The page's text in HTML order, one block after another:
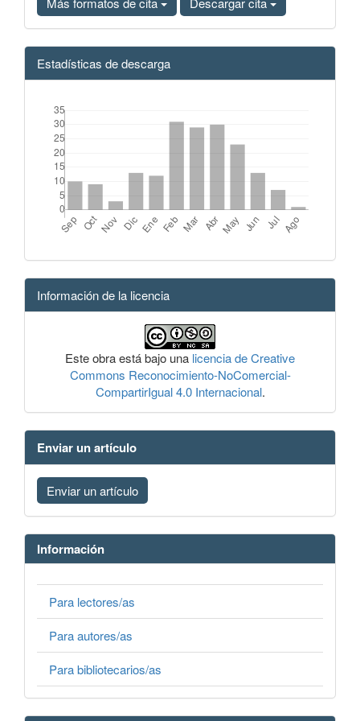
Estadísticas de descarga
Información de la licencia
Este obra está bajo una licencia de Creative
Commons Reconocimiento-NoComercial-
CompartirIgual 4.0 Internacional.
Enviar un artículo
Enviar un artículo
Información
Para lectores/as
Para autores/as
Para bibliotecarios/as